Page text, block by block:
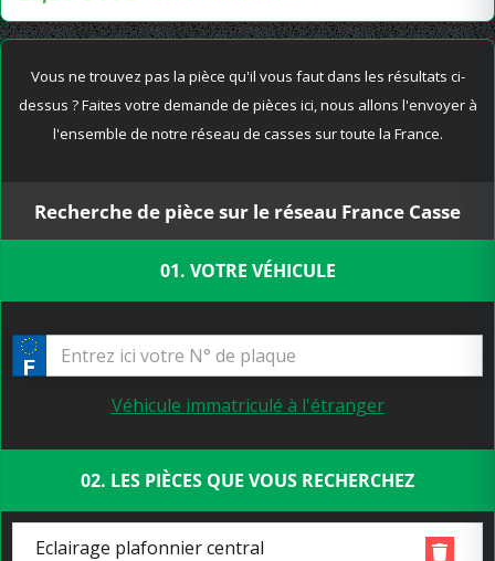
Vous ne trouvez pas la pièce qu'il vous faut dans les résultats ci-
dessus ? Faites votre demande de pièces ici, nous allons l'envoyer à
l'ensemble de notre réseau de casses sur toute la France.
Recherche de pièce sur le réseau France Casse
01. VOTRE VÉHICULE
Véhicule immatriculé à l'étranger
02. LES PIÈCES QUE VOUS RECHERCHEZ
Eclairage plafonnier central